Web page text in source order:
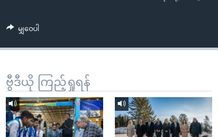
ရှာဖွေ
နေရာ
သို့
ကျော်
ရန်
မျှဝေပါ
ဗွီဒီယို ကြည့်ရှုရန်